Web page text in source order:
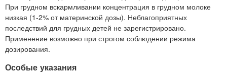
При грудном вскармливании концентрация в грудном молоке
низкая (1-2% от материнской дозы). Неблагоприятных
последствий для грудных детей не зарегистрировано.
Применение возможно при строгом соблюдении режима
дозирования.
Особые указания